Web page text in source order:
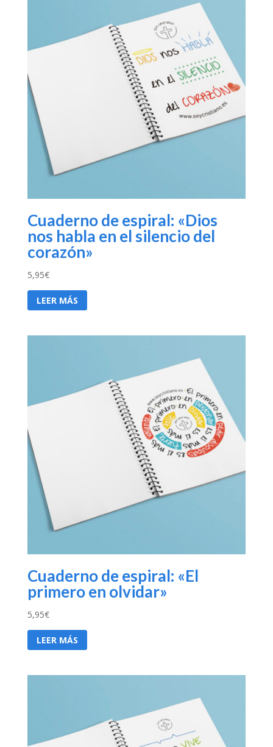
Cuaderno de espiral: «Dios
nos habla en el silencio del
corazón»
5,95€
LEER MÁS
Cuaderno de espiral: «El
primero en olvidar»
5,95€
LEER MÁS